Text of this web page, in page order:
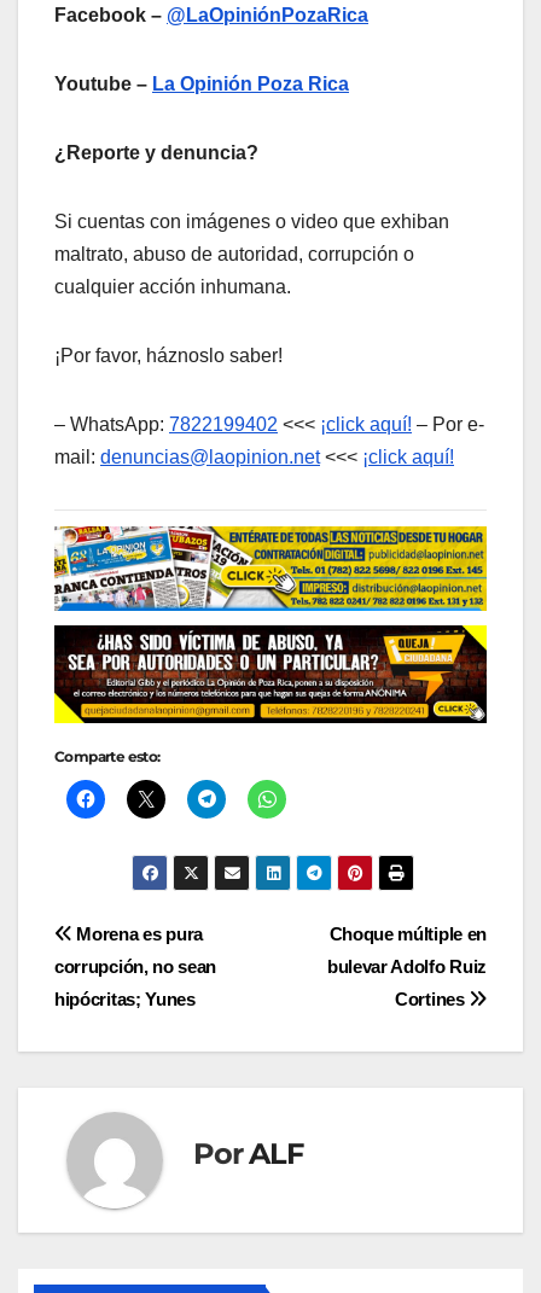
Facebook – @LaOpiniónPozaRica
Youtube – La Opinión Poza Rica
¿Reporte y denuncia?
Si cuentas con imágenes o video que exhiban
maltrato, abuso de autoridad, corrupción o
cualquier acción inhumana.
¡Por favor, háznoslo saber!
– WhatsApp: 7822199402 <<< ¡click aquí! – Por e-
mail: denuncias@laopinion.net<<< ¡click aquí!
Comparte esto:
Navegación
de
entradas
Choque múltiple en
bulevar Adolfo Ruiz
Cortines
Morena es pura
corrupción, no sean
hipócritas; Yunes
PorALF